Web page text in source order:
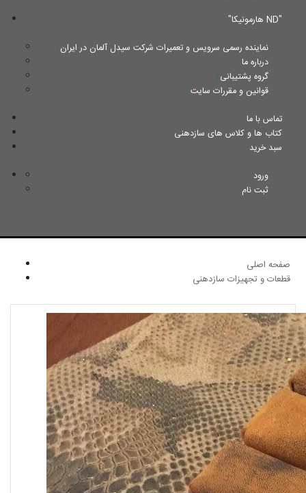
"هارمونیکا ND"
نماینده رسمی سرویس و تعمیرات شرکت سیدل آلمان در ایران
درباره ما
گروه پشتیبانی
قوانین و مقررات سایت
تماس با ما
کتاب ها و کلاس های سازدهنی
سبد خرید
ورود
ثبت نام
صفحه اصلی
قطعات و تجهیزات سازدهنی